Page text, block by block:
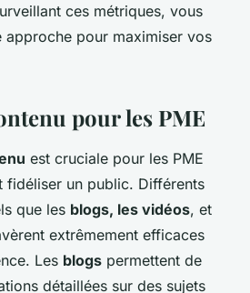
ces métriques, vous
approche pour maximiser vos
pour les PME
est cruciale pour les PME
fidéliser un public. Différents
que les blogs, les vidéos, et
extrêmement efficaces
Les blogs permettent de
détaillées sur des sujets